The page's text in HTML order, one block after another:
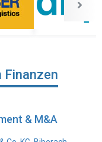
Finanzen
& M&A